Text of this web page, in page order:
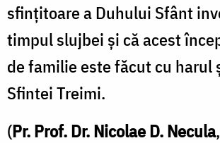
sfințitoare a Duhului Sfânt
timpul slujbei și că acest
de familie este făcut cu harul
Sfintei Treimi.
(Pr. Prof. Dr. Nicolae D. Necula,